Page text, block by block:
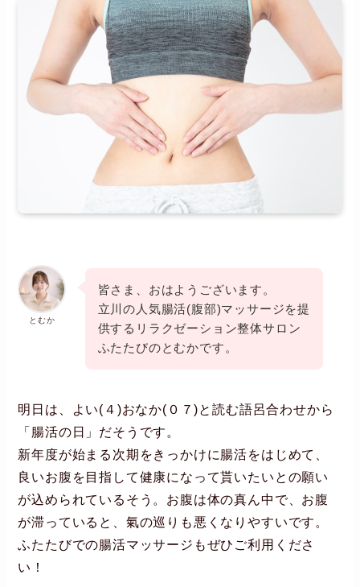
とむか
皆さま、おはようございます。
立川の人気腸活(腹部)マッサージを提
供するリラクゼーション整体サロン
ふたたびのとむかです。
明日は、よい(４)おなか(０７)と読む語呂合わせから
「腸活の日」だそうです。
新年度が始まる次期をきっかけに腸活をはじめて、
良いお腹を目指して健康になって貰いたいとの願い
が込められているそう。お腹は体の真ん中で、お腹
が滞っていると、氣の巡りも悪くなりやすいです。
ふたたびでの腸活マッサージもぜひご利用くださ
い！